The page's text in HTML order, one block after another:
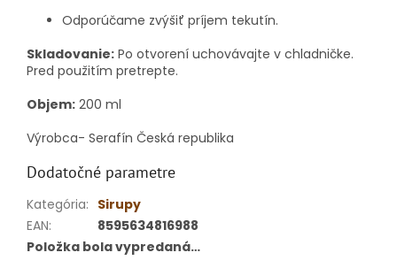
Odporúčame zvýšiť príjem tekutín.
Skladovanie: Po otvorení uchovávajte v chladničke.
Pred použitím pretrepte.
Objem: 200 ml
Výrobca- Serafín Česká republika
Dodatočné parametre
Kategória: Sirupy
EAN:
8595634816988
Položka bola vypredaná…